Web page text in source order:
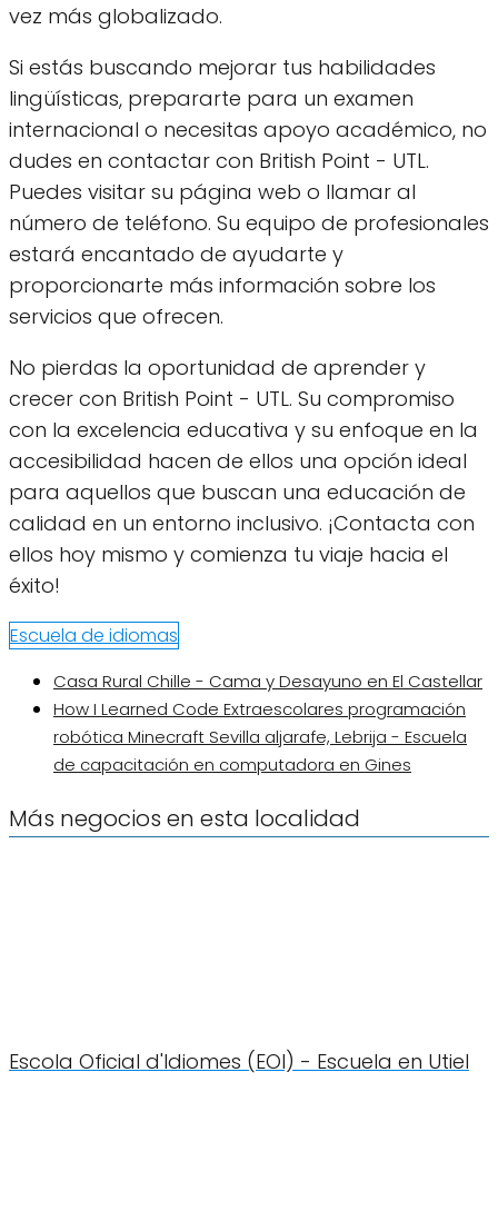
vez más globalizado.
Si estás buscando mejorar tus habilidades
lingüísticas, prepararte para un examen
internacional o necesitas apoyo académico, no
dudes en contactar con British Point - UTL.
Puedes visitar su página web o llamar al
número de teléfono. Su equipo de profesionales
estará encantado de ayudarte y
proporcionarte más información sobre los
servicios que ofrecen.
No pierdas la oportunidad de aprender y
crecer con British Point - UTL. Su compromiso
con la excelencia educativa y su enfoque en la
accesibilidad hacen de ellos una opción ideal
para aquellos que buscan una educación de
calidad en un entorno inclusivo. ¡Contacta con
ellos hoy mismo y comienza tu viaje hacia el
éxito!
Escuela de idiomas
Casa Rural Chille - Cama y Desayuno en El Castellar
How I Learned Code Extraescolares programación
robótica Minecraft Sevilla aljarafe, Lebrija - Escuela
de capacitación en computadora en Gines
Más negocios en esta localidad
Escola Oficial d'Idiomes (EOI) - Escuela en Utiel